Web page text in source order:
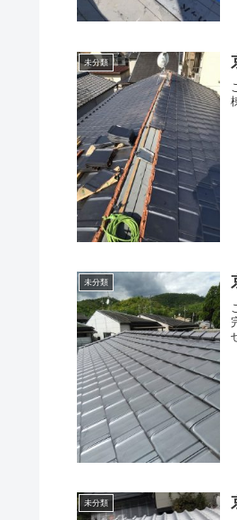
未分類
未分類
未分類